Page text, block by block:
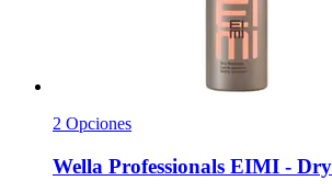
2 Opciones
Wella Professionals EIMI -​